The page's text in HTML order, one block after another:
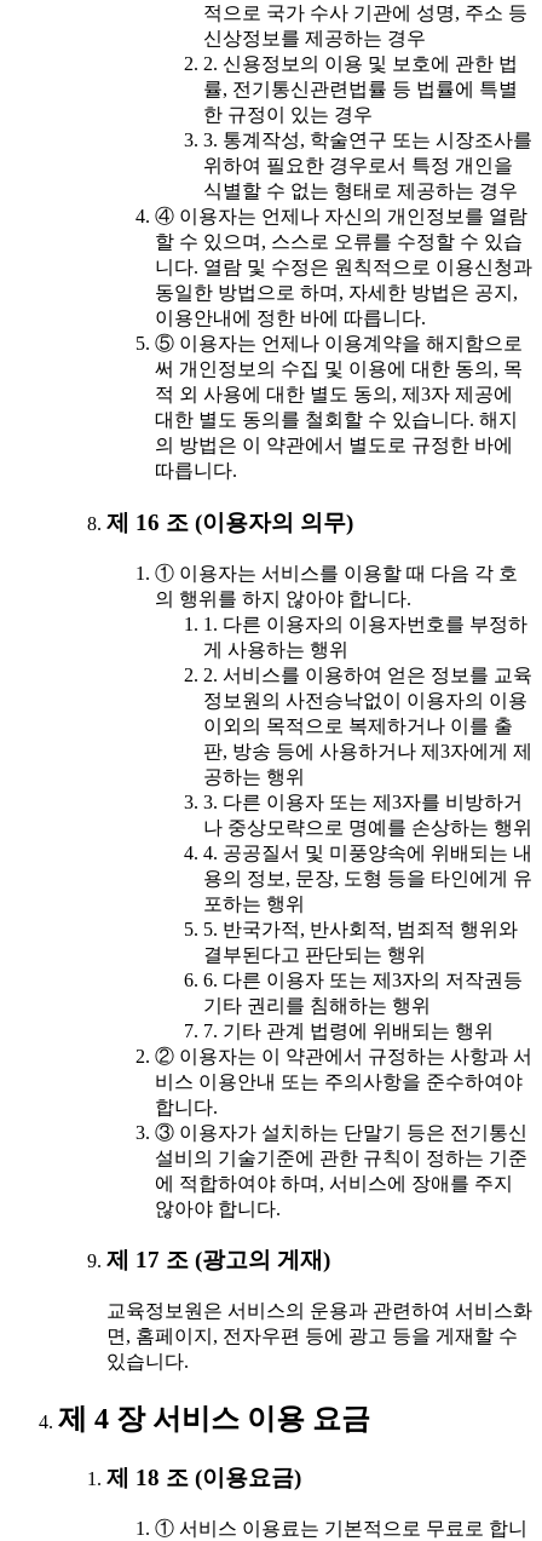
적으로 국가 수사 기관에 성명, 주소 등
신상정보를 제공하는 경우
2. 신용정보의 이용 및 보호에 관한 법
률, 전기통신관련법률 등 법률에 특별
한 규정이 있는 경우
3. 통계작성, 학술연구 또는 시장조사를
위하여 필요한 경우로서 특정 개인을
식별할 수 없는 형태로 제공하는 경우
④ 이용자는 언제나 자신의 개인정보를 열람
할 수 있으며, 스스로 오류를 수정할 수 있습
니다. 열람 및 수정은 원칙적으로 이용신청과
동일한 방법으로 하며, 자세한 방법은 공지,
이용안내에 정한 바에 따릅니다.
⑤ 이용자는 언제나 이용계약을 해지함으로
써 개인정보의 수집 및 이용에 대한 동의, 목
적 외 사용에 대한 별도 동의, 제3자 제공에
대한 별도 동의를 철회할 수 있습니다. 해지
의 방법은 이 약관에서 별도로 규정한 바에
따릅니다.
제 16 조 (이용자의 의무)
① 이용자는 서비스를 이용할 때 다음 각 호
의 행위를 하지 않아야 합니다.
1. 다른 이용자의 이용자번호를 부정하
게 사용하는 행위
2. 서비스를 이용하여 얻은 정보를 교육
정보원의 사전승낙없이 이용자의 이용
이외의 목적으로 복제하거나 이를 출
판, 방송 등에 사용하거나 제3자에게 제
공하는 행위
3. 다른 이용자 또는 제3자를 비방하거
나 중상모략으로 명예를 손상하는 행위
4. 공공질서 및 미풍양속에 위배되는 내
용의 정보, 문장, 도형 등을 타인에게 유
포하는 행위
5. 반국가적, 반사회적, 범죄적 행위와
결부된다고 판단되는 행위
6. 다른 이용자 또는 제3자의 저작권등
기타 권리를 침해하는 행위
7. 기타 관계 법령에 위배되는 행위
② 이용자는 이 약관에서 규정하는 사항과 서
비스 이용안내 또는 주의사항을 준수하여야
합니다.
③ 이용자가 설치하는 단말기 등은 전기통신
설비의 기술기준에 관한 규칙이 정하는 기준
에 적합하여야 하며, 서비스에 장애를 주지
않아야 합니다.
제 17 조 (광고의 게재)
교육정보원은 서비스의 운용과 관련하여 서비스화
면, 홈페이지, 전자우편 등에 광고 등을 게재할 수
있습니다.
제 4 장 서비스 이용 요금
제 18 조 (이용요금)
① 서비스 이용료는 기본적으로 무료로 합니